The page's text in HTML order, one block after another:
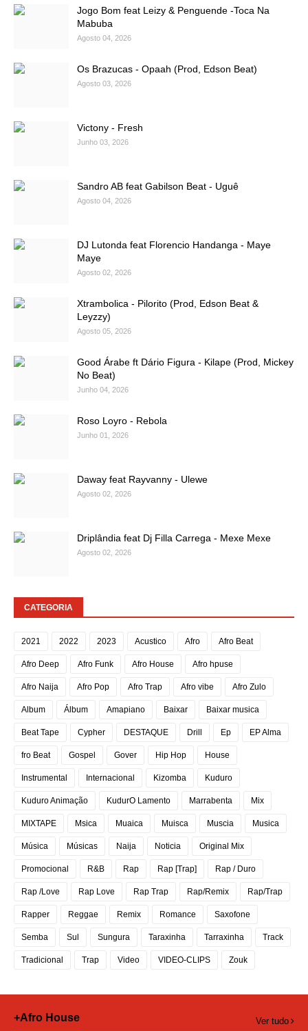
Jogo Bom feat Leizy & Penguende -Toca Na
Mabuba
Agosto 04, 2026
Os Brazucas - Opaah (Prod, Edson Beat)
Agosto 03, 2026
Victony - Fresh
Junho 03, 2026
Sandro AB feat Gabilson Beat - Uguê
Agosto 04, 2026
DJ Lutonda feat Florencio Handanga - Maye
Maye
Agosto 02, 2026
Xtrambolica - Pilorito (Prod, Edson Beat &
Leyzzy)
Agosto 05, 2026
Good Árabe ft Dário Figura - Kilape (Prod, Mickey
No Beat)
Junho 04, 2026
Roso Loyro - Rebola
Junho 01, 2026
Daway feat Rayvanny - Ulewe
Agosto 02, 2026
Driplândia feat Dj Filla Carrega - Mexe Mexe
Agosto 02, 2026
CATEGORIA
2021 2022 2023 Acustico Afro Afro Beat
Afro Deep Afro Funk Afro House Afro hpuse
Afro Naija Afro Pop Afro Trap Afro vibe Afro Zulo
Album Álbum Amapiano Baixar Baixar musica
Beat Tape Cypher DESTAQUE Drill Ep EP Alma
fro Beat Gospel Gover Hip Hop House
Instrumental Internacional Kizomba Kuduro
Kuduro Animação KudurO Lamento Marrabenta Mix
MIXTAPE Msica Muaica Muisca Muscia Musica
Música Músicas Naija Noticia Original Mix
Promocional R&B Rap Rap [Trap] Rap / Duro
Rap /Love Rap Love Rap Trap Rap/Remix Rap/Trap
Rapper Reggae Remix Romance Saxofone
Semba Sul Sungura Taraxinha Tarraxinha Track
Tradicional Trap Video VIDEO-CLIPS Zouk
+Afro House Ver tudo